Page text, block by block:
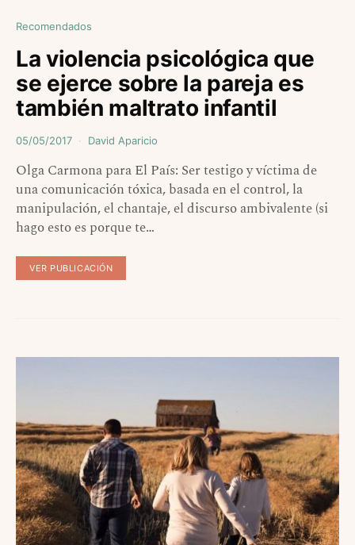
Recomendados
La violencia psicológica que
se ejerce sobre la pareja es
también maltrato infantil
05/05/2017 David Aparicio
Olga Carmona para El País: Ser testigo y víctima de
una comunicación tóxica, basada en el control, la
manipulación, el chantaje, el discurso ambivalente (si
hago esto es porque te…
VER PUBLICACIÓN